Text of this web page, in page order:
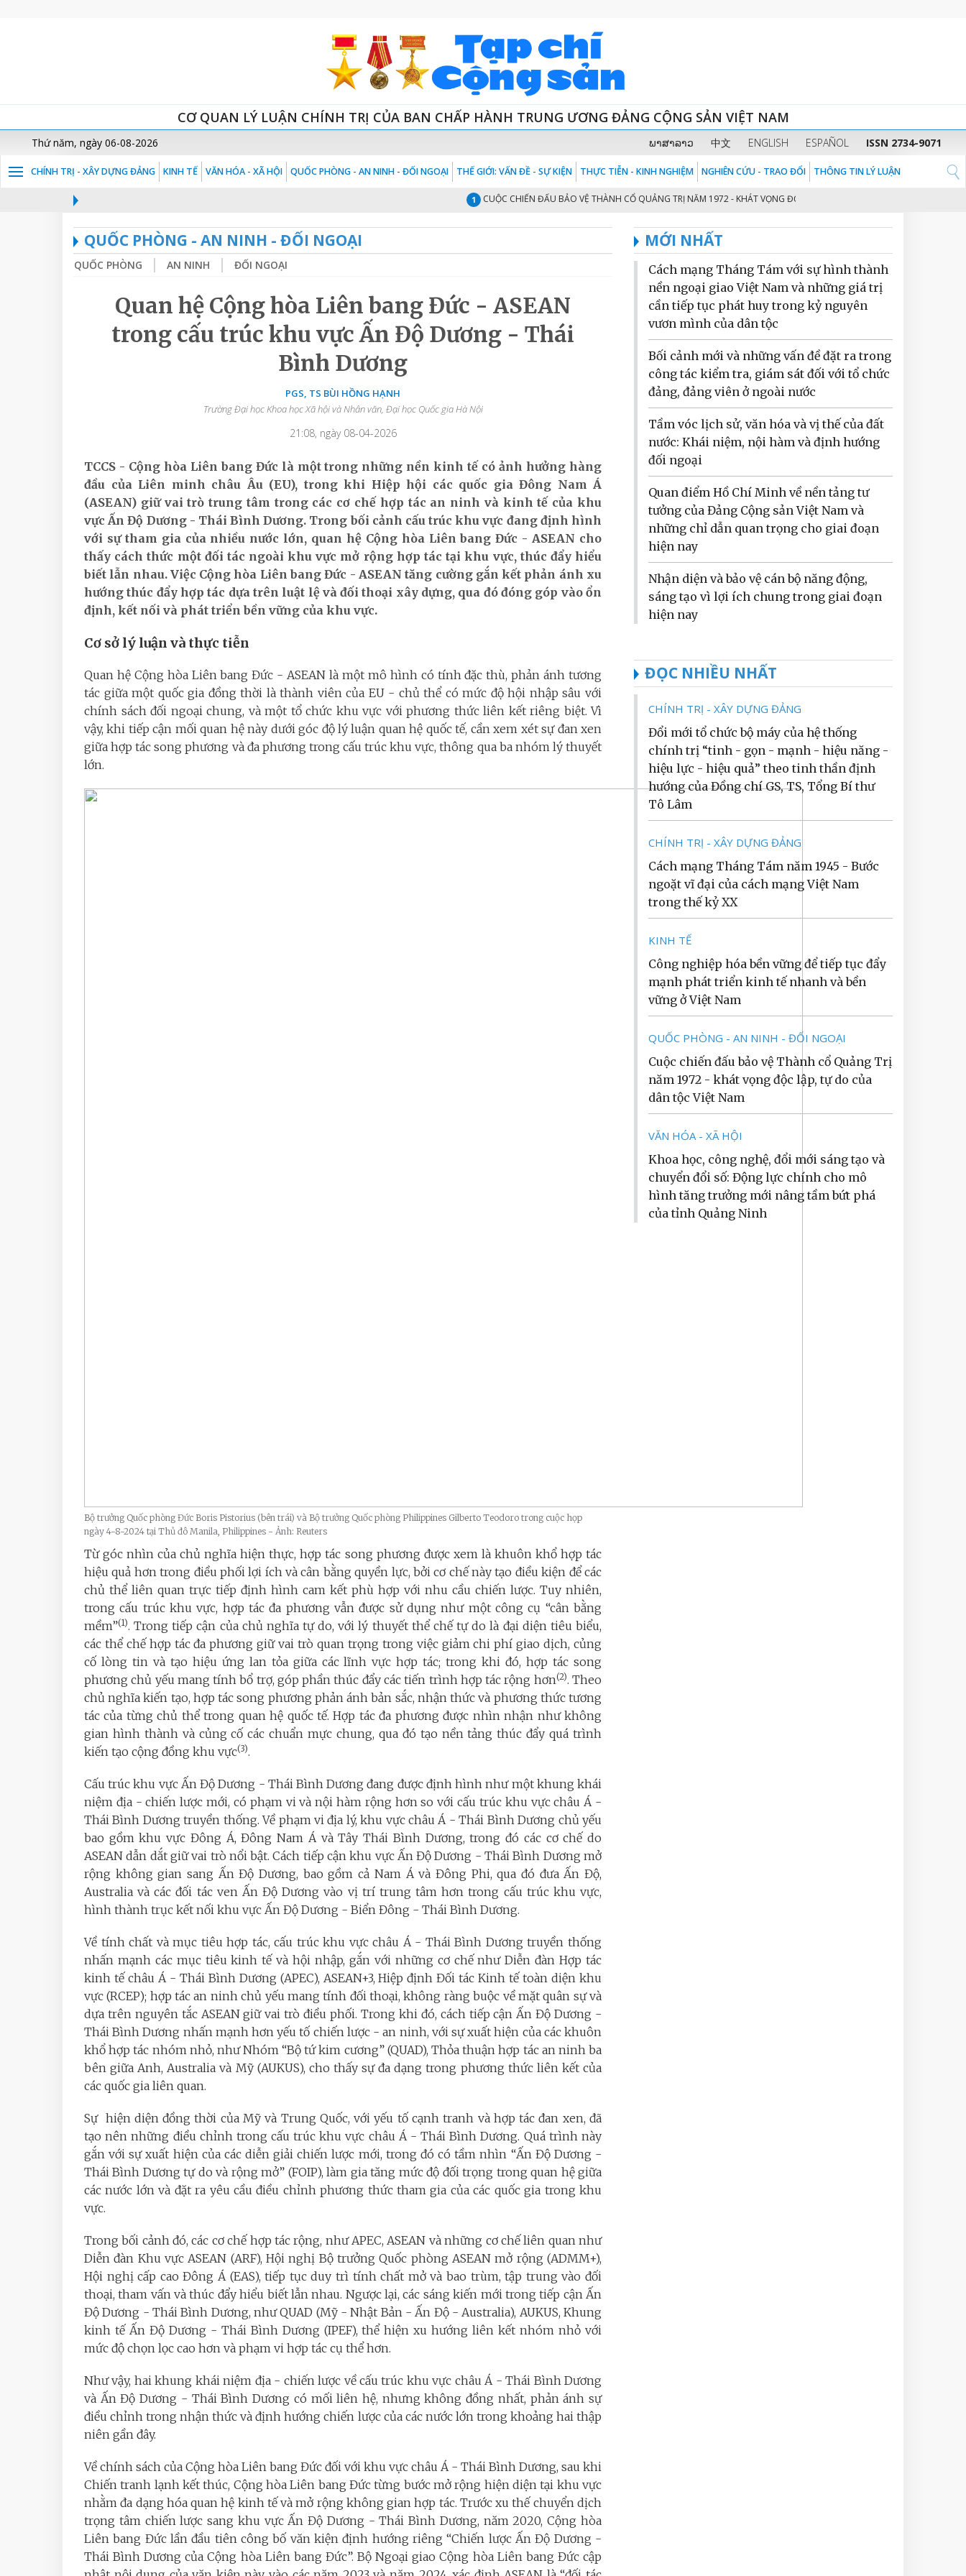
CƠ QUAN LÝ LUẬN CHÍNH TRỊ CỦA BAN CHẤP HÀNH TRUNG ƯƠNG ĐẢNG CỘNG SẢN VIỆT NAM
Thứ năm, ngày 06-08-2026 ພາສາລາວ 中文 ENGLISH ESPAÑOL ISSN 2734-9071
CHÍNH TRỊ - XÂY DỰNG ĐẢNG KINH TẾ VĂN HÓA - XÃ HỘI QUỐC PHÒNG - AN NINH - ĐỐI NGOẠI THẾ GIỚI: VẤN ĐỀ - SỰ KIỆN THỰC TIỄN - KINH NGHIỆM NGHIÊN CỨU - TRAO ĐỔI THÔNG TIN LÝ LUẬN
CUỘC CHIẾN ĐẤU BẢO VỆ THÀNH CỔ QUẢNG TRỊ NĂM 1972 - KHÁT VỌNG ĐỘC LẬP, TỰ DO CỦA DÂN TỘC VIỆT NAM
QUỐC PHÒNG - AN NINH - ĐỐI NGOẠI
QUỐC PHÒNG AN NINH ĐỐI NGOẠI
Quan hệ Cộng hòa Liên bang Đức - ASEAN
trong cấu trúc khu vực Ấn Độ Dương - Thái
Bình Dương
PGS, TS BÙI HỒNG HẠNH
Trường Đại học Khoa học Xã hội và Nhân văn, Đại học Quốc gia Hà Nội
21:08, ngày 08-04-2026
TCCS - Cộng hòa Liên bang Đức là một trong những nền kinh tế có ảnh hưởng hàng
đầu của Liên minh châu Âu (EU), trong khi Hiệp hội các quốc gia Đông Nam Á
(ASEAN) giữ vai trò trung tâm trong các cơ chế hợp tác an ninh và kinh tế của khu
vực Ấn Độ Dương - Thái Bình Dương. Trong bối cảnh cấu trúc khu vực đang định hình
với sự tham gia của nhiều nước lớn, quan hệ Cộng hòa Liên bang Đức - ASEAN cho
thấy cách thức một đối tác ngoài khu vực mở rộng hợp tác tại khu vực, thúc đẩy hiểu
biết lẫn nhau. Việc Cộng hòa Liên bang Đức - ASEAN tăng cường gắn kết phản ánh xu
hướng thúc đẩy hợp tác dựa trên luật lệ và đối thoại xây dựng, qua đó đóng góp vào ổn
định, kết nối và phát triển bền vững của khu vực.
Cơ sở lý luận và thực tiễn
Quan hệ Cộng hòa Liên bang Đức - ASEAN là một mô hình có tính đặc thù, phản ánh tương
tác giữa một quốc gia đồng thời là thành viên của EU - chủ thể có mức độ hội nhập sâu với
chính sách đối ngoại chung, và một tổ chức khu vực với phương thức liên kết riêng biệt. Vì
vậy, khi tiếp cận mối quan hệ này dưới góc độ lý luận quan hệ quốc tế, cần xem xét sự đan xen
giữa hợp tác song phương và đa phương trong cấu trúc khu vực, thông qua ba nhóm lý thuyết
lớn.
Bộ trưởng Quốc phòng Đức Boris Pistorius (bên trái) và Bộ trưởng Quốc phòng Philippines Gilberto Teodoro trong cuộc họp
ngày 4-8-2024 tại Thủ đô Manila, Philippines - Ảnh: Reuters
Từ góc nhìn của chủ nghĩa hiện thực, hợp tác song phương được xem là khuôn khổ hợp tác
hiệu quả hơn trong điều phối lợi ích và cân bằng quyền lực, bởi cơ chế này tạo điều kiện để các
chủ thể liên quan trực tiếp định hình cam kết phù hợp với nhu cầu chiến lược. Tuy nhiên,
trong cấu trúc khu vực, hợp tác đa phương vẫn được sử dụng như một công cụ “cân bằng
mềm”(1). Trong tiếp cận của chủ nghĩa tự do, với lý thuyết thể chế tự do là đại diện tiêu biểu,
các thể chế hợp tác đa phương giữ vai trò quan trọng trong việc giảm chi phí giao dịch, củng
cố lòng tin và tạo hiệu ứng lan tỏa giữa các lĩnh vực hợp tác; trong khi đó, hợp tác song
phương chủ yếu mang tính bổ trợ, góp phần thúc đẩy các tiến trình hợp tác rộng hơn(2). Theo
chủ nghĩa kiến tạo, hợp tác song phương phản ánh bản sắc, nhận thức và phương thức tương
tác của từng chủ thể trong quan hệ quốc tế. Hợp tác đa phương được nhìn nhận như không
gian hình thành và củng cố các chuẩn mực chung, qua đó tạo nền tảng thúc đẩy quá trình
kiến tạo cộng đồng khu vực(3).
Cấu trúc khu vực Ấn Độ Dương - Thái Bình Dương đang được định hình như một khung khái
niệm địa - chiến lược mới, có phạm vi và nội hàm rộng hơn so với cấu trúc khu vực châu Á -
Thái Bình Dương truyền thống. Về phạm vi địa lý, khu vực châu Á - Thái Bình Dương chủ yếu
bao gồm khu vực Đông Á, Đông Nam Á và Tây Thái Bình Dương, trong đó các cơ chế do
ASEAN dẫn dắt giữ vai trò nổi bật. Cách tiếp cận khu vực Ấn Độ Dương - Thái Bình Dương mở
rộng không gian sang Ấn Độ Dương, bao gồm cả Nam Á và Đông Phi, qua đó đưa Ấn Độ,
Australia và các đối tác ven Ấn Độ Dương vào vị trí trung tâm hơn trong cấu trúc khu vực,
hình thành trục kết nối khu vực Ấn Độ Dương - Biển Đông - Thái Bình Dương.
Về tính chất và mục tiêu hợp tác, cấu trúc khu vực châu Á - Thái Bình Dương truyền thống
nhấn mạnh các mục tiêu kinh tế và hội nhập, gắn với những cơ chế như Diễn đàn Hợp tác
kinh tế châu Á - Thái Bình Dương (APEC), ASEAN+3, Hiệp định Đối tác Kinh tế toàn diện khu
vực (RCEP); hợp tác an ninh chủ yếu mang tính đối thoại, không ràng buộc về mặt quân sự và
dựa trên nguyên tắc ASEAN giữ vai trò điều phối. Trong khi đó, cách tiếp cận Ấn Độ Dương -
Thái Bình Dương nhấn mạnh hơn yếu tố chiến lược - an ninh, với sự xuất hiện của các khuôn
khổ hợp tác nhóm nhỏ, như Nhóm “Bộ tứ kim cương” (QUAD), Thỏa thuận hợp tác an ninh ba
bên giữa Anh, Australia và Mỹ (AUKUS), cho thấy sự đa dạng trong phương thức liên kết của
các quốc gia liên quan.
Sự hiện diện đồng thời của Mỹ và Trung Quốc, với yếu tố cạnh tranh và hợp tác đan xen, đã
tạo nên những điều chỉnh trong cấu trúc khu vực châu Á - Thái Bình Dương. Quá trình này
gắn với sự xuất hiện của các diễn giải chiến lược mới, trong đó có tầm nhìn “Ấn Độ Dương -
Thái Bình Dương tự do và rộng mở” (FOIP), làm gia tăng mức độ đối trọng trong quan hệ giữa
các nước lớn và đặt ra yêu cầu điều chỉnh phương thức tham gia của các quốc gia trong khu
vực.
Trong bối cảnh đó, các cơ chế hợp tác rộng, như APEC, ASEAN và những cơ chế liên quan như
Diễn đàn Khu vực ASEAN (ARF), Hội nghị Bộ trưởng Quốc phòng ASEAN mở rộng (ADMM+),
Hội nghị cấp cao Đông Á (EAS), tiếp tục duy trì tính chất mở và bao trùm, tập trung vào đối
thoại, tham vấn và thúc đẩy hiểu biết lẫn nhau. Ngược lại, các sáng kiến mới trong tiếp cận Ấn
Độ Dương - Thái Bình Dương, như QUAD (Mỹ - Nhật Bản - Ấn Độ - Australia), AUKUS, Khung
kinh tế Ấn Độ Dương - Thái Bình Dương (IPEF), thể hiện xu hướng liên kết nhóm nhỏ với
mức độ chọn lọc cao hơn và phạm vi hợp tác cụ thể hơn.
Như vậy, hai khung khái niệm địa - chiến lược về cấu trúc khu vực châu Á - Thái Bình Dương
và Ấn Độ Dương - Thái Bình Dương có mối liên hệ, nhưng không đồng nhất, phản ánh sự
điều chỉnh trong nhận thức và định hướng chiến lược của các nước lớn trong khoảng hai thập
niên gần đây.
Về chính sách của Cộng hòa Liên bang Đức đối với khu vực châu Á - Thái Bình Dương, sau khi
Chiến tranh lạnh kết thúc, Cộng hòa Liên bang Đức từng bước mở rộng hiện diện tại khu vực
nhằm đa dạng hóa quan hệ kinh tế và mở rộng không gian hợp tác. Trước xu thế chuyển dịch
trọng tâm chiến lược sang khu vực Ấn Độ Dương - Thái Bình Dương, năm 2020, Cộng hòa
Liên bang Đức lần đầu tiên công bố văn kiện định hướng riêng “Chiến lược Ấn Độ Dương -
Thái Bình Dương của Cộng hòa Liên bang Đức”. Bộ Ngoại giao Cộng hòa Liên bang Đức cập
MỚI NHẤT
Cách mạng Tháng Tám với sự hình thành
nền ngoại giao Việt Nam và những giá trị
cần tiếp tục phát huy trong kỷ nguyên
vươn mình của dân tộc
Bối cảnh mới và những vấn đề đặt ra trong
công tác kiểm tra, giám sát đối với tổ chức
đảng, đảng viên ở ngoài nước
Tầm vóc lịch sử, văn hóa và vị thế của đất
nước: Khái niệm, nội hàm và định hướng
đối ngoại
Quan điểm Hồ Chí Minh về nền tảng tư
tưởng của Đảng Cộng sản Việt Nam và
những chỉ dẫn quan trọng cho giai đoạn
hiện nay
Nhận diện và bảo vệ cán bộ năng động,
sáng tạo vì lợi ích chung trong giai đoạn
hiện nay
ĐỌC NHIỀU NHẤT
CHÍNH TRỊ - XÂY DỰNG ĐẢNG
Đổi mới tổ chức bộ máy của hệ thống
chính trị “tinh - gọn - mạnh - hiệu năng -
hiệu lực - hiệu quả” theo tinh thần định
hướng của Đồng chí GS, TS, Tổng Bí thư
Tô Lâm
CHÍNH TRỊ - XÂY DỰNG ĐẢNG
Cách mạng Tháng Tám năm 1945 - Bước
ngoặt vĩ đại của cách mạng Việt Nam
trong thế kỷ XX
KINH TẾ
Công nghiệp hóa bền vững để tiếp tục đẩy
mạnh phát triển kinh tế nhanh và bền
vững ở Việt Nam
QUỐC PHÒNG - AN NINH - ĐỐI NGOẠI
Cuộc chiến đấu bảo vệ Thành cổ Quảng Trị
năm 1972 - khát vọng độc lập, tự do của
dân tộc Việt Nam
VĂN HÓA - XÃ HỘI
Khoa học, công nghệ, đổi mới sáng tạo và
chuyển đổi số: Động lực chính cho mô
hình tăng trưởng mới nâng tầm bứt phá
của tỉnh Quảng Ninh